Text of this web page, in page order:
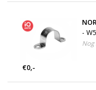
-
Nog
€0,-